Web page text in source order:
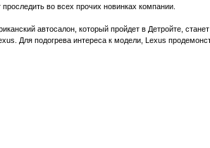
во всех прочих новинках компании.
автосалон, который пройдет в Детройте,
Для подогрева интереса к модели, Lexus